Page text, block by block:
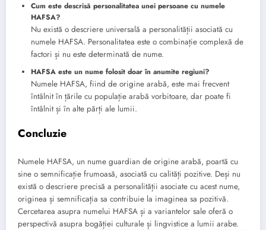
Cum este descrisă personalitatea unei persoane cu numele
HAFSA?
Nu există o descriere universală a personalității asociată cu
numele HAFSA. Personalitatea este o combinație complexă de
factori și nu este determinată de nume.
HAFSA este un nume folosit doar în anumite regiuni?
Numele HAFSA, fiind de origine arabă, este mai frecvent
întâlnit în țările cu populație arabă vorbitoare, dar poate fi
întâlnit și în alte părți ale lumii.
Concluzie
Numele HAFSA, un nume guardian de origine arabă, poartă cu
sine o semnificație frumoasă, asociată cu calități pozitive. Deși nu
există o descriere precisă a personalității asociate cu acest nume,
originea și semnificația sa contribuie la imaginea sa pozitivă.
Cercetarea asupra numelui HAFSA și a variantelor sale oferă o
perspectivă asupra bogăției culturale și lingvistice a lumii arabe.